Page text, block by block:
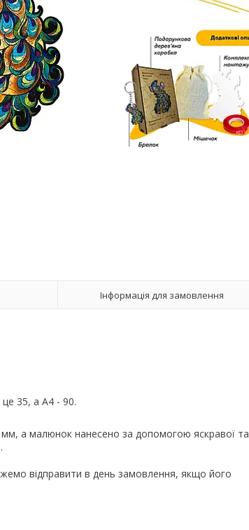
Інформація для замовлення
35, а А4 - 90.
а малюнок нанесено за допомогою яскравої та
відправити в день замовлення, якщо його